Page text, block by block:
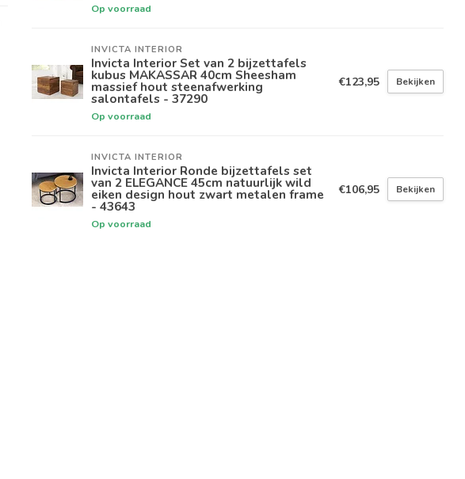
Op voorraad
INVICTA INTERIOR
Invicta Interior Set van 2 bijzettafels
kubus MAKASSAR 40cm Sheesham
massief hout steenafwerking
salontafels - 37290
Op voorraad
€123,95 Bekijken
INVICTA INTERIOR
Invicta Interior Ronde bijzettafels set
van 2 ELEGANCE 45cm natuurlijk wild
eiken design hout zwart metalen frame
- 43643
Op voorraad
€106,95 Bekijken